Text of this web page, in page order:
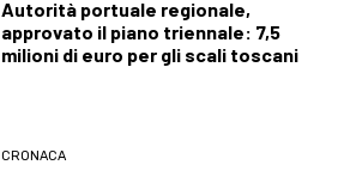
Autorità portuale regionale,
approvato il piano triennale: 7,5
milioni di euro per gli scali toscani
CRONACA